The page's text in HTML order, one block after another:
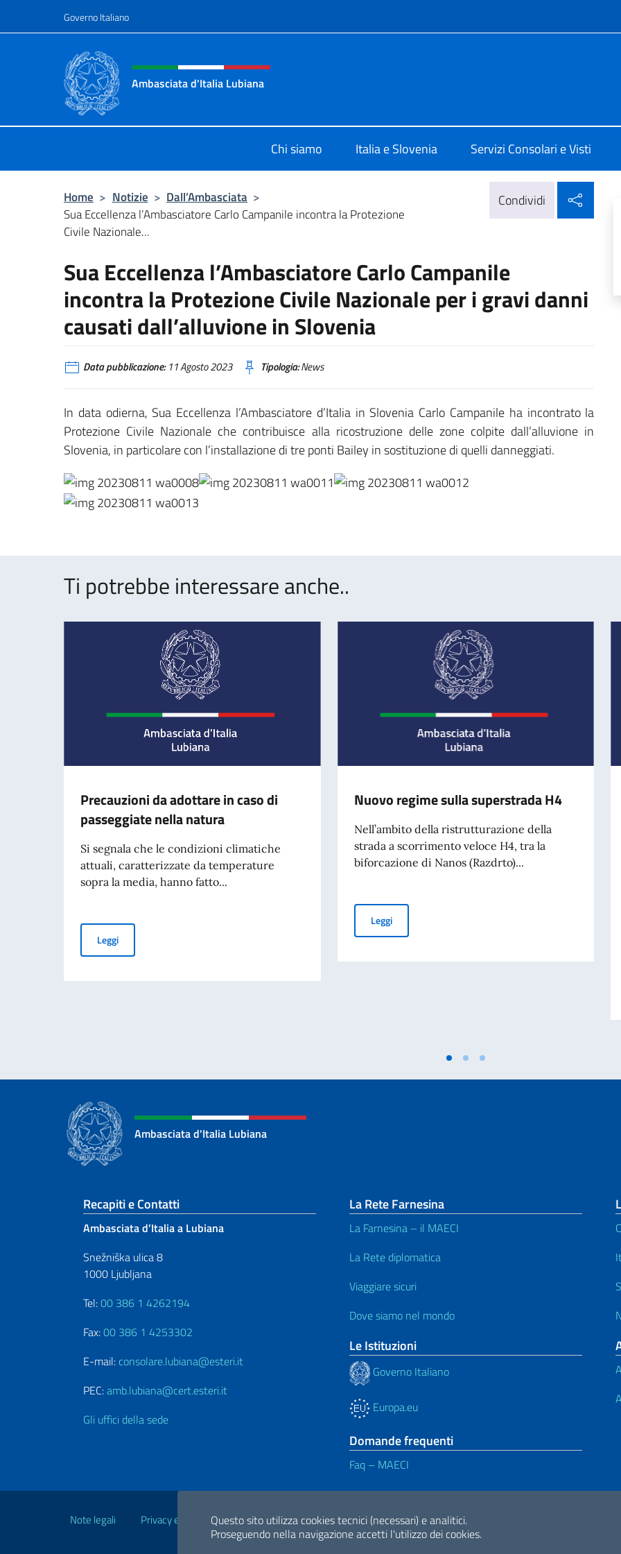
Questo sito utilizza cookies tecnici (necessari) e analitici.
Proseguendo nella navigazione accetti l'utilizzo dei cookies.
Governo Italiano
Intestazione sito, social e menù
Ambasciata d'Italia Lubiana
Chi siamo Italia e Slovenia Servizi Consolari e Visti
Home > Notizie > Dall’Ambasciata >
Sua Eccellenza l’Ambasciatore Carlo Campanile incontra la Protezione
Civile Nazionale...
Condividi
Sua Eccellenza l’Ambasciatore Carlo Campanile
incontra la Protezione Civile Nazionale per i gravi danni
causati dall’alluvione in Slovenia
Data pubblicazione:11 Agosto 2023 Tipologia:News
In data odierna, Sua Eccellenza l’Ambasciatore d’Italia in Slovenia Carlo Campanile ha incontrato la
Protezione Civile Nazionale che contribuisce alla ricostruzione delle zone colpite dall’alluvione in
Slovenia, in particolare con l’installazione di tre ponti Bailey in sostituzione di quelli danneggiati.
Ti potrebbe interessare anche..
Precauzioni da adottare in caso di
passeggiate nella natura
Si segnala che le condizioni climatiche
attuali, caratterizzate da temperature
sopra la media, hanno fatto...
LeggiPrecauzioni da adottare in caso di passeggiate nella natura
Nuovo regime sulla superstrada H4
Nell’ambito della ristrutturazione della
strada a scorrimento veloce H4, tra la
biforcazione di Nanos (Razdrto)...
LeggiNuovo regime sulla superstrada H4
Ambasciata d'Italia Lubiana
Sezione footer
Recapiti e Contatti
Ambasciata d’Italia a Lubiana
Snežniška ulica 8
1000 Ljubljana
Tel:00 386 1 4262194
Fax:00 386 1 4253302
E-mail: consolare.lubiana@esteri.it
PEC:amb.lubiana@cert.esteri.it
Gli uffici della sede
La Rete Farnesina
La Farnesina – il MAECI
La Rete diplomatica
Viaggiare sicuri
Dove siamo nel mondo
Le Istituzioni
Governo Italiano
Europa.eu
Domande frequenti
Faq – MAECI
Note legali Privacy e cookie policy Dichiarazione di accessibilità
2026 Copyright